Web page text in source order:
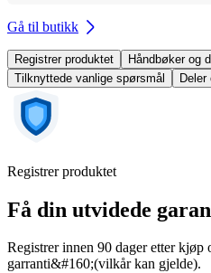
Gå til butikk
Registrer produktet
Håndbøker og
Tilknyttede vanlige spørsmål
Deler
Registrer produktet
Få din utvidede
Registrer innen 90 dager etter kjøp
garranti&#160;(vilkår kan gjelde).